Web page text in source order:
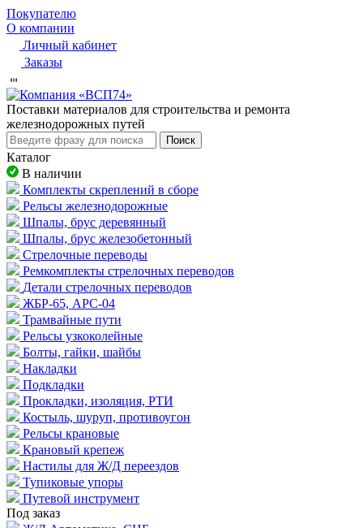
Покупателю
О компании
Личный кабинет
Заказы
Пocтaвки мaтepиaлoв для cтpoитeльcтвa и peмoнтa
жeлeзнoдopoжныx путeй
Поиск
Каталог
В наличии
Комплекты скреплений в сборе
Рельсы железнодорожные
Шпалы, брус деревянный
Шпалы, брус железобетонный
Стрелочные переводы
Ремкомплекты стрелочных переводов
Детали стрелочных переводов
ЖБР-65, АРС-04
Трамвайные пути
Рельсы узкоколейные
Болты, гайки, шайбы
Накладки
Подкладки
Прокладки, изоляция, РТИ
Костыль, шуруп, противоугон
Рельсы крановые
Крановый крепеж
Настилы для Ж/Д переездов
Тупиковые упоры
Путевой инструмент
Под заказ